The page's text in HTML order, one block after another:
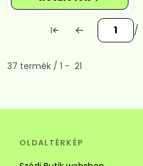
Összes termék a kategóriában
37 termék 1 21
OLDALTÉRKÉP